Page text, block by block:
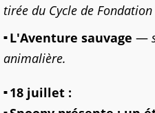
tirée du Cycle de
L'Aventure sauvage —
animalière.
18 juillet :